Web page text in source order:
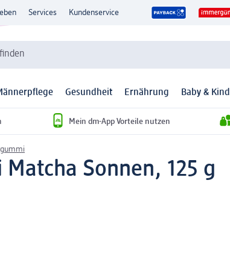
Services Kundenservice
Gesundheit Ernährung Baby & Kind
Mein dm-App Vorteile nutzen
Sonnen, 125 g